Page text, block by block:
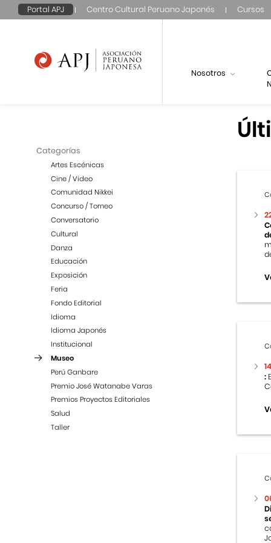
Portal APJ Centro Cultural Peruano Japonés Cursos
Nosotros
Categorías
Artes Escénicas
Cine / Video
Comunidad Nikkei
Concurso / Torneo
Conversatorio
Cultural
Danza
Educación
Exposición
Feria
Fondo Editorial
Idioma
Idioma Japonés
Institucional
Museo
Perú Ganbare
Premio José Watanabe Varas
Premios Proyectos Editoriales
Salud
Taller
: